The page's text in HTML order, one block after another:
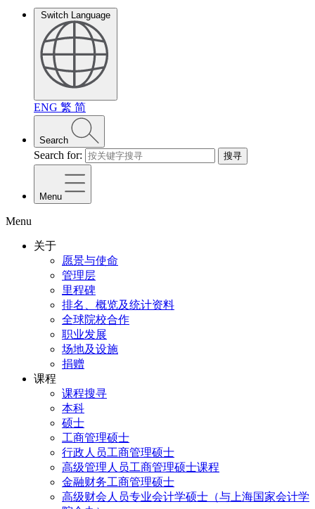
Switch Language
ENG 繁 简
Search
Search for: 搜寻
Menu
Menu
关于
愿景与使命
管理层
里程碑
排名、概览及统计资料
全球院校合作
职业发展
场地及设施
捐赠
课程
课程搜寻
本科
硕士
工商管理硕士
行政人员工商管理硕士
高级管理人员工商管理硕士课程
金融财务工商管理硕士
高级财会人员专业会计学硕士（与上海国家会计学